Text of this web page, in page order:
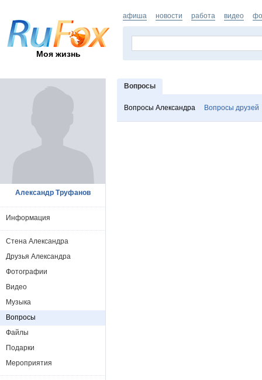
Моя жизнь
афиша новости работа видео
Вопросы
Вопросы Александра Вопросы друзей
Александр Труфанов
Информация
Стена Александра
Друзья Александра
Фотографии
Видео
Музыка
Вопросы
Файлы
Подарки
Мероприятия